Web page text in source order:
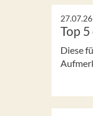
Top
Diese